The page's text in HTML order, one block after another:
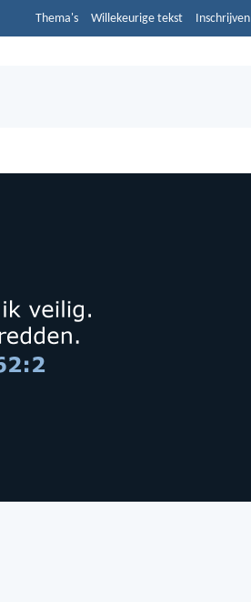
Thema's Willekeurige tekst Inschrijven